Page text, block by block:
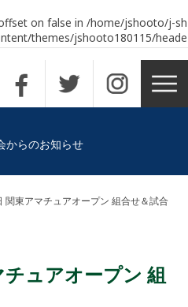
on false in /home/jshooto/j-sh
themes/jshooto180115/heade
からのお知らせ
関東アマチュアオープン 組合せ＆試合
ュアオープン 組